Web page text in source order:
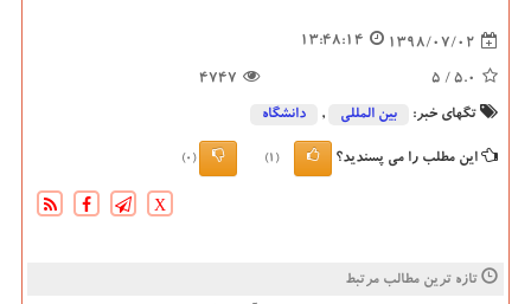
1398/07/02
13:48:14
5.0
/ 5
4747
تگهای خبر: بین المللی , دانشگاه‌
این مطلب را می پسندید؟ (1)
(0)
X
تازه ترین مطالب مرتبط